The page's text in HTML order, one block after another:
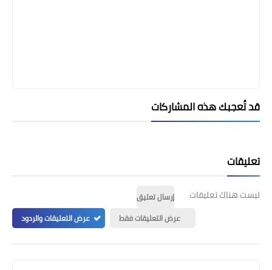
قد تُعجبك هذه المشاركات
تعليقات
ليست هناك تعليقات
إرسال تعليق
عرض التعليقات فقط
عرض التعليقات والردود